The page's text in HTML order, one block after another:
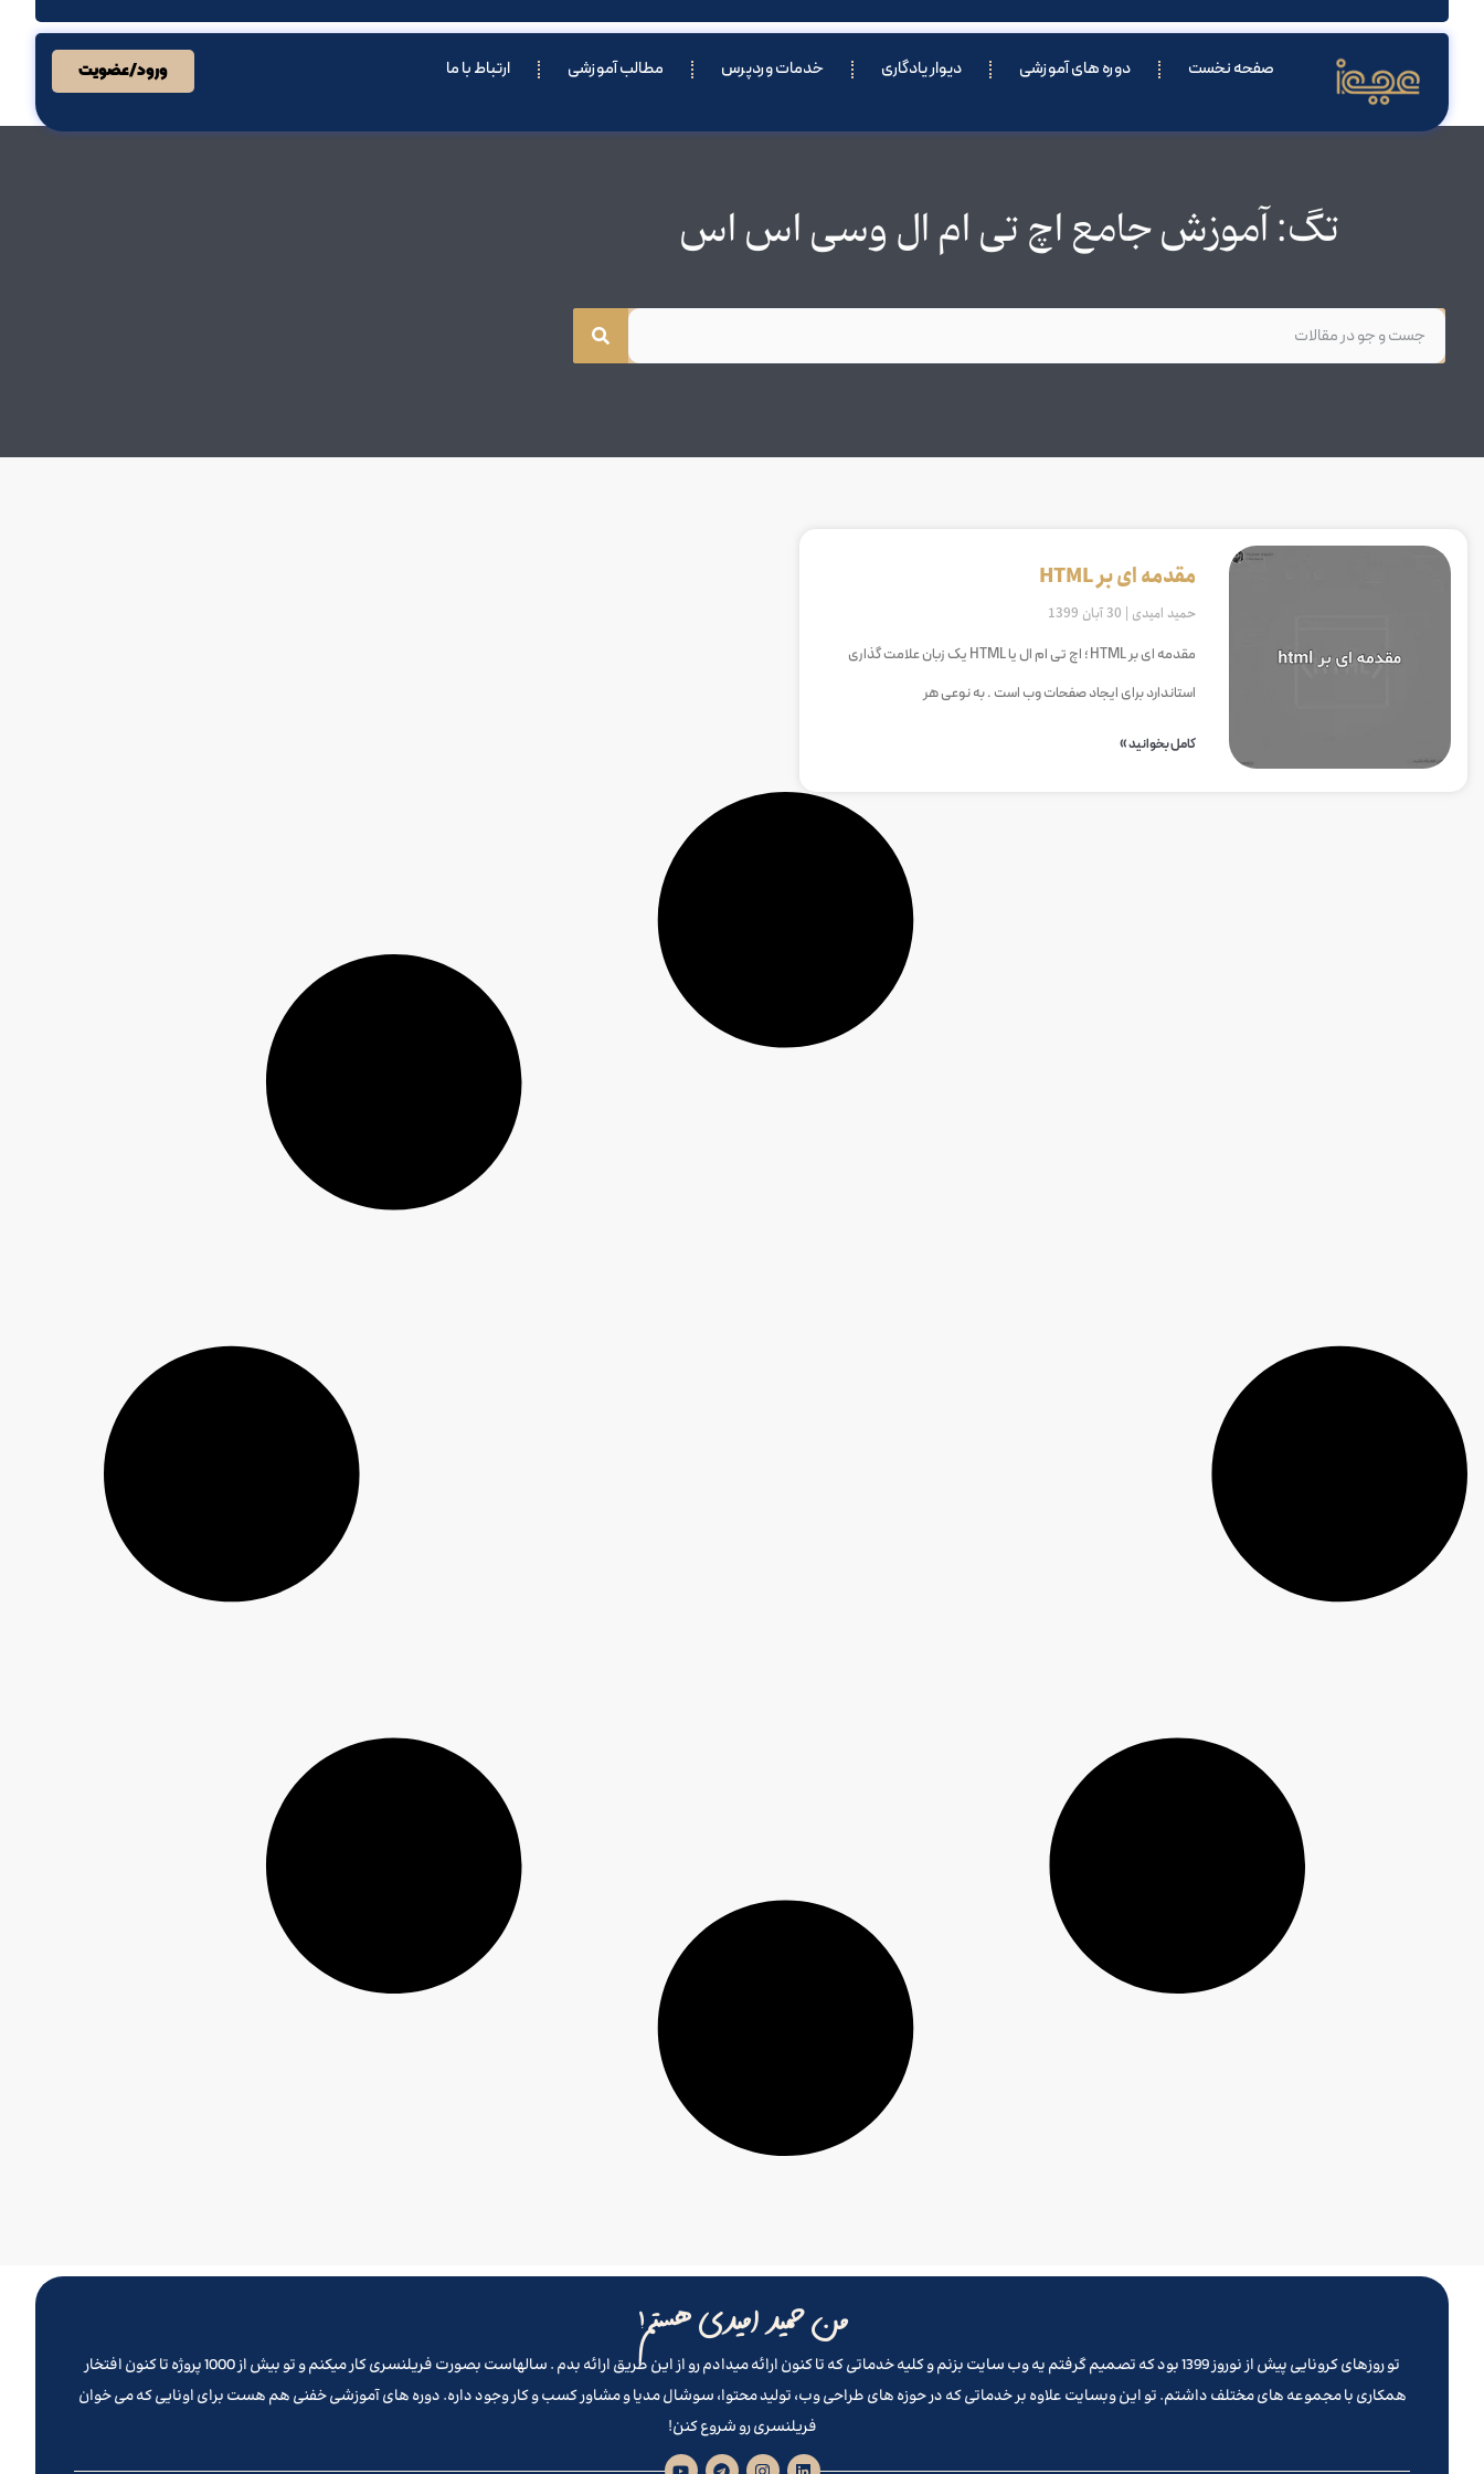
صفحه نخست دوره های آموزشی دیوار یادگاری خدمات وردپرس مطالب آموزشی ارتباط با ما ورود/عضویت
تگ: آموزش جامع اچ تی ام ال وسی اس اس
مقدمه ای بر HTML
حمید امیدی
مقدمه ای بر HTML ؛ اچ تی ام ال یا HTML یک زبان علامت گذاری
استاندارد برای ایجاد صفحات وب است . به نوعی هر
کامل بخوانید »
من حمید امیدی هستم!
تو روزهای کرونایی پیش از نوروز 1399 بود که تصمیم گرفتم یه وب سایت بزنم و کلیه خدماتی که تا کنون ارائه میدادم رو از این طریق ارائه بدم . سالهاست بصورت فریلنسری کار میکنم و تو بیش از 1000 پروژه تا کنون افتخار
همکاری با مجموعه های مختلف داشتم. تو این وبسایت علاوه بر خدماتی که در حوزه های طراحی وب، تولید محتوا، سوشال مدیا و مشاور کسب و کار وجود داره. دوره های آموزشی خفنی هم هست برای اونایی که می خوان
فریلنسری رو شروع کنن!